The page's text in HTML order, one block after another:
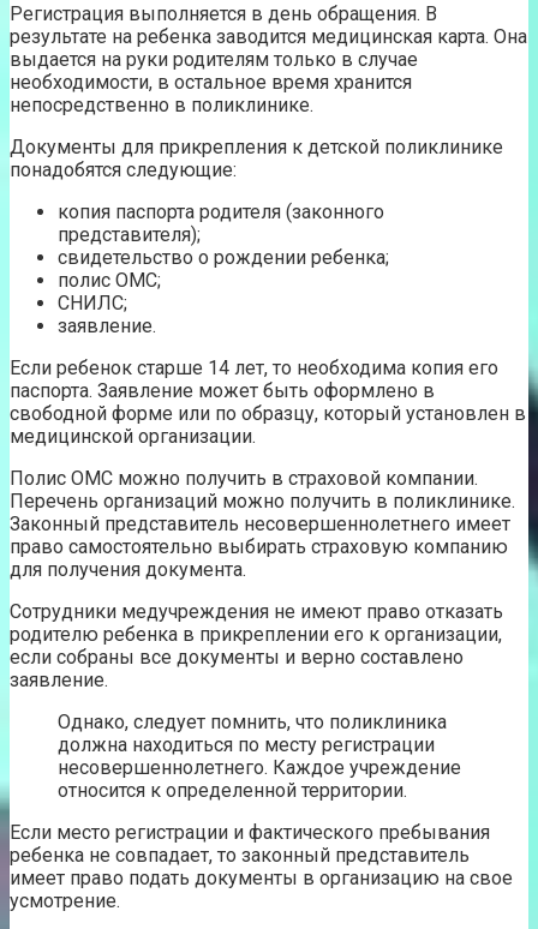
Регистрация выполняется в день обращения. В
результате на ребенка заводится медицинская карта. Она
выдается на руки родителям только в случае
необходимости, в остальное время хранится
непосредственно в поликлинике.
Документы для прикрепления к детской поликлинике
понадобятся следующие:
копия паспорта родителя (законного
представителя);
свидетельство о рождении ребенка;
полис ОМС;
СНИЛС;
заявление.
Если ребенок старше 14 лет, то необходима копия его
паспорта. Заявление может быть оформлено в
свободной форме или по образцу, который установлен в
медицинской организации.
Полис ОМС можно получить в страховой компании.
Перечень организаций можно получить в поликлинике.
Законный представитель несовершеннолетнего имеет
право самостоятельно выбирать страховую компанию
для получения документа.
Сотрудники медучреждения не имеют право отказать
родителю ребенка в прикреплении его к организации,
если собраны все документы и верно составлено
заявление.
Однако, следует помнить, что поликлиника
должна находиться по месту регистрации
несовершеннолетнего. Каждое учреждение
относится к определенной территории.
Если место регистрации и фактического пребывания
ребенка не совпадает, то законный представитель
имеет право подать документы в организацию на свое
усмотрение.